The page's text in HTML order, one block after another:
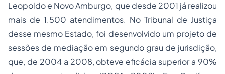
Leopoldo e Novo Amburgo, que desde 2001 já realizou
mais de 1.500 atendimentos. No Tribunal de Justiça
desse mesmo Estado, foi desenvolvido um projeto de
sessões de mediação em segundo grau de jurisdição,
que, de 2004 a 2008, obteve eficácia superior a 90%